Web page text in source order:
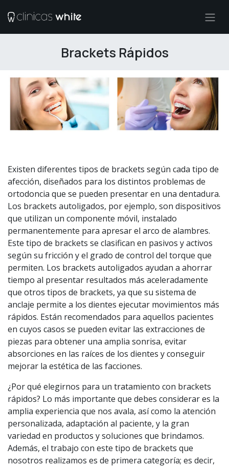
Brackets Rápidos
Existen diferentes tipos de brackets según cada tipo de
afección, diseñados para los distintos problemas de
ortodoncia que se pueden presentar en una dentadura.
Los brackets autoligados, por ejemplo, son dispositivos
que utilizan un componente móvil, instalado
permanentemente para apresar el arco de alambres.
Este tipo de brackets se clasifican en pasivos y activos
según su fricción y el grado de control del torque que
permiten. Los brackets autoligados ayudan a ahorrar
tiempo al presentar resultados más aceleradamente
que otros tipos de brackets, ya que su sistema de
anclaje permite a los dientes ejecutar movimientos más
rápidos. Están recomendados para aquellos pacientes
en cuyos casos se pueden evitar las extracciones de
piezas para obtener una amplia sonrisa, evitar
absorciones en las raíces de los dientes y conseguir
mejorar la estética de las facciones.
¿Por qué elegirnos para un tratamiento con brackets
rápidos? Lo más importante que debes considerar es la
amplia experiencia que nos avala, así como la atención
personalizada, adaptación al paciente, y la gran
variedad en productos y soluciones que brindamos.
Además, el trabajo con este tipo de brackets que
nosotros realizamos es de primera categoría; es decir,